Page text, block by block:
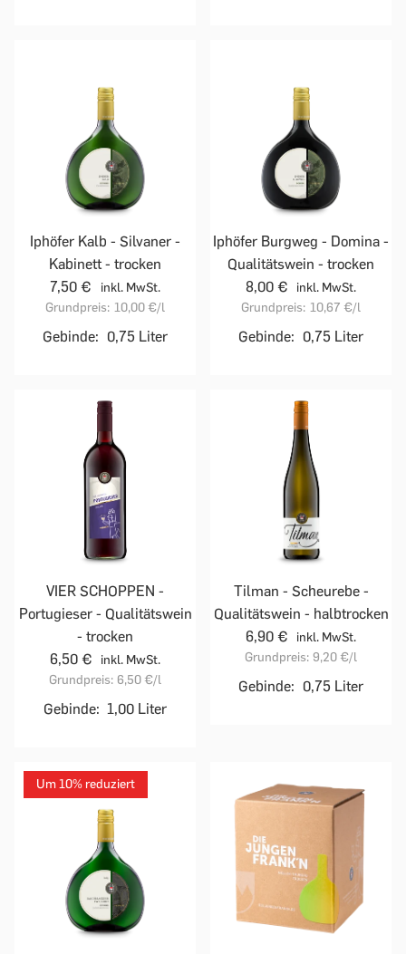
Iphöfer Kalb - Silvaner -
Kabinett - trocken
7,50 €
inkl. MwSt.
Grundpreis: 10,00 €/l
Gebinde: 0,75 Liter
Iphöfer Burgweg - Domina -
Qualitätswein - trocken
8,00 €
inkl. MwSt.
Grundpreis: 10,67 €/l
Gebinde: 0,75 Liter
VIER SCHOPPEN -
Portugieser - Qualitätswein
- trocken
6,50 €
inkl. MwSt.
Grundpreis: 6,50 €/l
Gebinde: 1,00 Liter
Tilman - Scheurebe -
Qualitätswein - halbtrocken
6,90 €
inkl. MwSt.
Grundpreis: 9,20 €/l
Gebinde: 0,75 Liter
Um 10% reduziert